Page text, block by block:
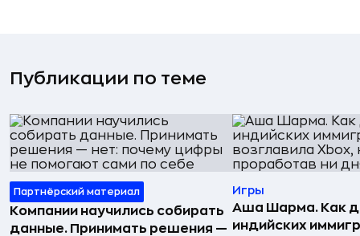
Публикации по теме
Партнёрский материал
Компании научились собирать
данные. Принимать решения —
Игры
Аша Шарма. Как
индийских